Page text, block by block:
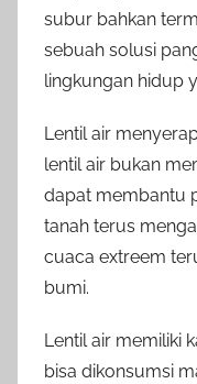
subur bahkan
sebuah solusi
lingkungan hidup
Lentil air
lentil air bukan
dapat membantu
tanah terus
cuaca extreem
bumi.
Lentil air memiliki
bisa dikonsumsi